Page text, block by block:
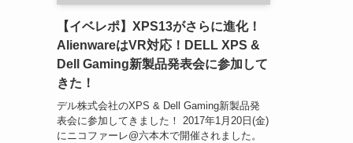
【イベレポ】XPS13がさらに進化！
AlienwareはVR対応！DELL XPS &
Dell Gaming新製品発表会に参加して
きた！
デル株式会社のXPS & Dell Gaming新製品発
表会に参加してきました！ 2017年1月20日(金)
にニコファーレ@六本木で開催されました。